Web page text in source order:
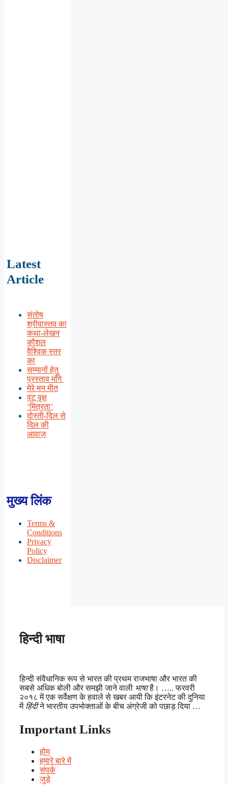
Latest
Article
संतोष
श्रीवास्तव का
कथा-लेखन
कौशल
वैश्विक स्तर
का
सम्मानों हेतु
प्रस्ताव माँगे
मेरे मन मीत
वट वृक्ष
‘मित्रता’
दोस्ती-दिल से
दिल की
आवाज़
मुख्य लिंक
Terms &
Conditions
Privacy
Policy
Disclaimer
हिन्दी भाषा
हिन्दी संवैधानिक रूप से भारत की प्रथम राजभाषा और भारत की
सबसे अधिक बोली और समझी जाने वाली भाषाहै। ….. फरवरी
२०१८ में एक सर्वेक्षण के हवाले से खबर आयी कि इंटरनेट की दुनिया
में हिंदीने भारतीय उपभोक्ताओं के बीच अंग्रेजी को पछाड़ दिया …
Important Links
होम
हमारे बारे में
संपर्क
जुड़े